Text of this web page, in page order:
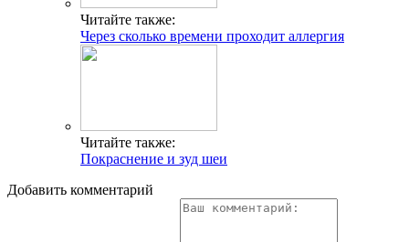
Читайте также:
Через сколько времени проходит аллергия
Читайте также:
Покраснение и зуд шеи
Добавить комментарий